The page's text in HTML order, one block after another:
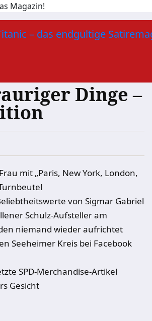
Dinge –
mit „Paris, New York, London,
von Sigmar Gabriel
Schulz-Aufsteller am
niemand wieder aufrichtet
Seeheimer Kreis bei Facebook
SPD-Merchandise-Artikel
Gesicht